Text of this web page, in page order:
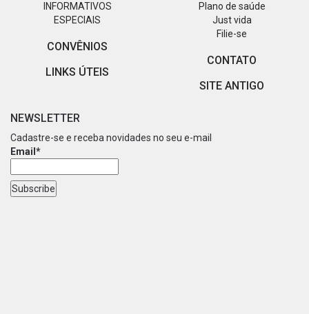
INFORMATIVOS
ESPECIAIS
CONVÊNIOS
LINKS ÚTEIS
Plano de saúde
Just vida
Filie-se
CONTATO
SITE ANTIGO
NEWSLETTER
Cadastre-se e receba novidades no seu e-mail
Email*